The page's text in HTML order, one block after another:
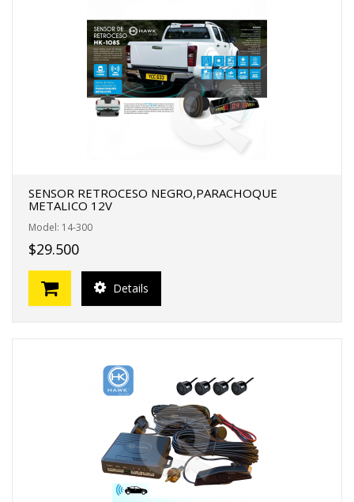
SENSOR RETROCESO NEGRO,PARACHOQUE
METALICO 12V
Model: 14-300
$29.500
Details